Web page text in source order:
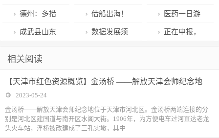
港第二集装箱
码头
运，资产售出
所得仅市值百
布 保险公司业
务回暖投资向
举办食品产销
对接暨直播带
饶平美食走向
进之后纳指休
整，纳指
志敏：从“吃
货”到澳洲蓝龙
德州：多措
并举拓市场 逆
借船出海！
城陵矶至香港
新通道
医药一日游
行情？医药
超1%
成武县山东
10000吨烯啶
项目
数据发展须 正在申报，
定条件
相关阅读
【天津市红色资源概览】金汤桥 ——解放天津会师纪念地
2023-05-24
金汤桥——解放天津会师纪念地位于天津市河北区。金汤桥两端连接的分
别是河北区建国道与南开区水阁大街。1906年，为方便电车过河直达老龙
头火车站，浮桥被改建成了三孔实墩，其中